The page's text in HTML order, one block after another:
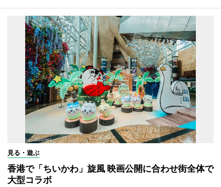
見る・遊ぶ
香港で「ちいかわ」旋風 映画公開に合わせ街全体で
大型コラボ